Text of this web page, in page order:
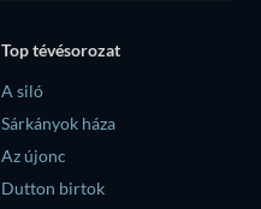
Top tévésorozat
A siló
Sárkányok háza
Az újonc
Dutton birtok